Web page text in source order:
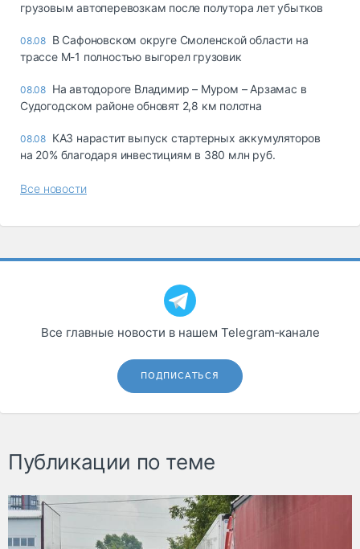
грузовым автоперевозкам после полутора лет убытков
08.08 В Сафоновском округе Смоленской области на
трассе М-1 полностью выгорел грузовик
08.08 На автодороге Владимир – Муром – Арзамас в
Судогодском районе обновят 2,8 км полотна
08.08 КАЗ нарастит выпуск стартерных аккумуляторов
на 20% благодаря инвестициям в 380 млн руб.
Все новости
Все главные новости в нашем Telegram‑канале
ПОДПИСАТЬСЯ
Публикации по теме